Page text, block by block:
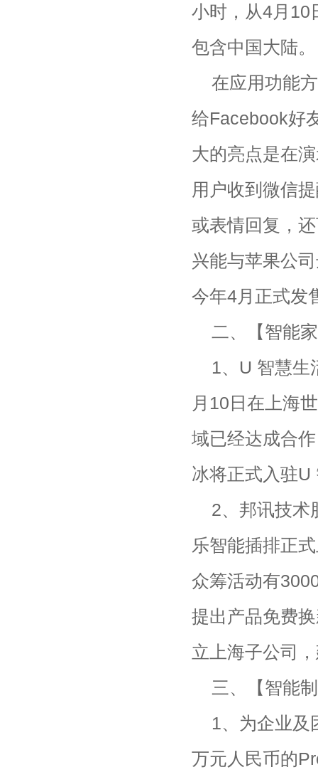
小时，从4月10
包含中国大陆。
在应用功能
给Facebook好
大的亮点是在
用户收到微信
或表情回复，
兴能与苹果公
今年4月正式发
二、【智能
1、U 智慧生
月10日在上海
域已经达成合
冰将正式入驻U
2、邦讯技术
乐智能插排正
众筹活动有
提出产品免费
立上海子公司
三、【智能
1、为企业及
万元人民币的